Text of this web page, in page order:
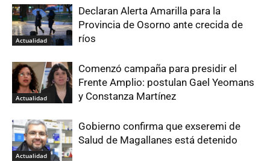
Actualidad
Declaran Alerta Amarilla para la
Provincia de Osorno ante crecida de
ríos
Actualidad
Comenzó campaña para presidir el
Frente Amplio: postulan Gael Yeomans
y Constanza Martínez
Actualidad
Gobierno confirma que exseremi de
Salud de Magallanes está detenido